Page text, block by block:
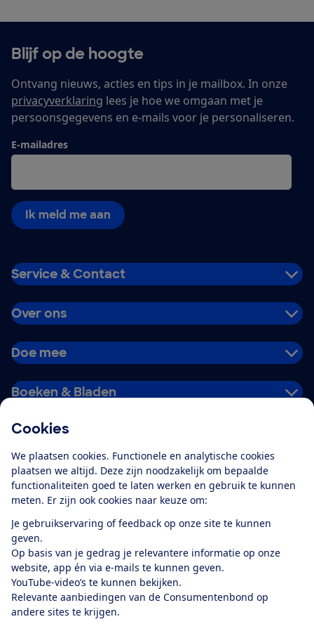
Cookies
We plaatsen cookies. Functionele en analytische cookies
plaatsen we altijd. Deze zijn noodzakelijk om bepaalde
functionaliteiten goed te laten werken en gebruik te kunnen
meten. Er zijn ook cookies naar keuze om:
Je gebruikservaring of feedback op onze site te kunnen
geven.
Op basis van je gedrag je relevantere informatie op onze
website, app én via e-mails te kunnen geven.
YouTube-video’s te kunnen bekijken.
Relevante aanbiedingen van de Consumentenbond op
andere sites te krijgen.
Blijf op de hoogte
Ontvang nieuws, acties en tips in je mailbox. In onze
privacyverklaring lees je hoe we omgaan met je
persoonsgegevens en e-mails voor je personaliseren.
E-mailadres
Ik meld me aan
Service & Contact
Over ons
Doe mee
Boeken & Bladen
Alles over de
app
Algemene Voorwaarden
Privacyverklaring
Cookiebeleid
Privacyvoorkeuren
Toegankelijkheid